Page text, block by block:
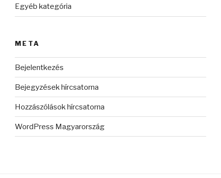
Egyéb kategória
META
Bejelentkezés
Bejegyzések hírcsatorna
Hozzászólások hírcsatorna
WordPress Magyarország